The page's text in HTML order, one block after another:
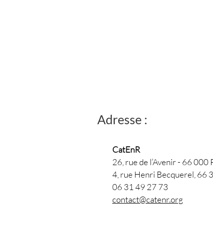
Adresse :
CatEnR
26, rue de l’Avenir - 66 000
4, rue Henri Becquerel, 66
06 31 49 27 73
contact@catenr.org